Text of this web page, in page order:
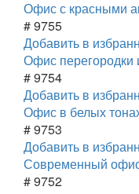
Офис с красными
# 9755
Добавить в
Офис перегородки
# 9754
Добавить в
Офис в белых
# 9753
Добавить в
Современный
# 9752